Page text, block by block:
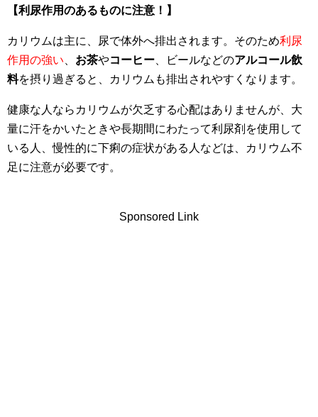
【利尿作用のあるものに注意！】
カリウムは主に、尿で体外へ排出されます。そのため利尿
作用の強い
お茶やコーヒー 、ビールなどのアルコール飲
料を摂り過ぎると、カリウムも排出されやすくなります。
健康な人ならカリウムが欠乏する心配はありませんが、大
量に汗をかいたときや長期間にわたって利尿剤を使用して
いる人、慢性的に下痢の症状がある人などは、カリウム不
足に注意が必要です。
Sponsored Link